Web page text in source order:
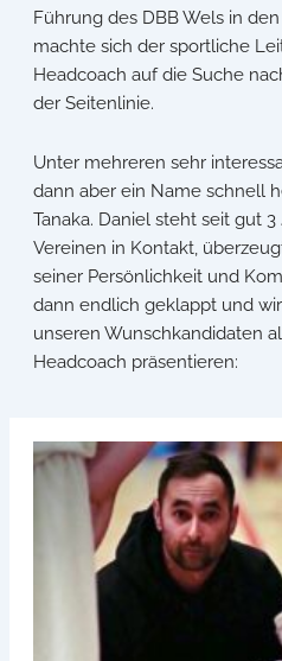
Führung des DBB Wels in
machte sich der sportliche
Headcoach auf die Suche
der Seitenlinie.
Unter mehreren sehr
dann aber ein Name schnell
Tanaka. Daniel steht seit gut
Vereinen in Kontakt,
seiner Persönlichkeit und
dann endlich geklappt und
unseren Wunschkandidaten
Headcoach präsentieren: